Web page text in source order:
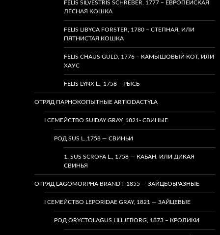
FELIS SILVESTRIS SCHREBER, 1777 – ЕВРОПЕЙСКАЯ
ЛЕСНАЯ КОШКА
FELIS LIBYCA FORSTER, 1780 – СТЕПНАЯ, ИЛИ
ПЯТНИСТАЯ КОШКА
FELIS CHAUS GULD, 1776 – КАМЫШОВЫЙ КОТ, ИЛИ
ХАУС
FELIS LYNX L., 1758 – РЫСЬ
ОТРЯД ПАРНОКОПЫТНЫЕ ARTIODACTYLA
I СЕМЕЙСТВО SUIDAY GRAY, 1821- СВИНЫЕ
РОД SUS L.,1758 — СВИНЬИ
1. SUS SCROFA L., 1758 — КАБАН, ИЛИ ДИКАЯ
СВИНЬЯ
ОТРЯД LAGOMORPHA BRANDT, 1855 — ЗАЙЦЕОБРАЗНЫЕ
I СЕМЕЙСТВО LEPORIDAE GRAY, 1821 — ЗАЙЦЕВЫЕ
РОД ORYCTOLAGUS LILLJEBORG, 1873 – КРОЛИКИ